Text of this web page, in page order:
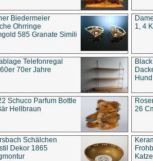
Biedermeier
Ohrringe
585 Granate Simili
1, 4
Telefonregal
70er Jahre
Schuco Parfum Bottle
Hellbraun
26
Schälchen
Dekor 1865